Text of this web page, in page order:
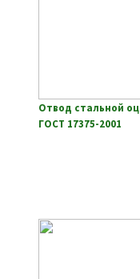
Отвод стальной
ГОСТ 17375-2001